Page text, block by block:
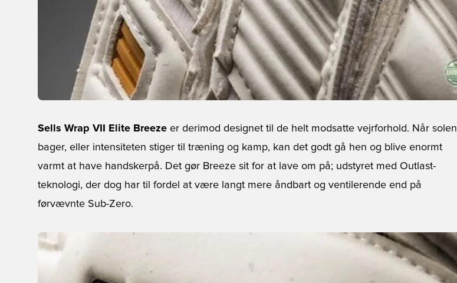
Sells Wrap VII Elite Breeze er derimod designet til de helt modsatte vejrforhold. Når solen
bager, eller intensiteten stiger til træning og kamp, kan det godt gå hen og blive enormt
varmt at have handskerpå. Det gør Breeze sit for at lave om på; udstyret med Outlast-
teknologi, der dog har til fordel at være langt mere åndbart og ventilerende end på
førvævnte Sub-Zero.